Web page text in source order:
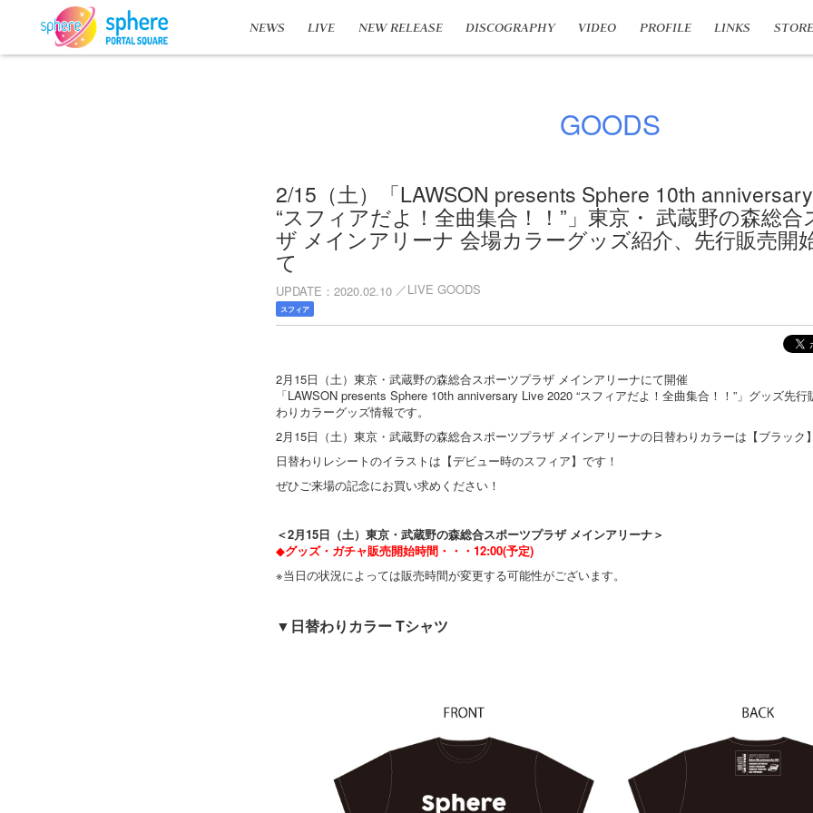
NEWS LIVE NEW RELEASE DISCOGRAPHY VIDEO PROFILE LINKS STORE
GOODS
2/15（土）「LAWSON presents Sphere 10th
“スフィアだよ！全曲集合！！”」東京・ 武蔵野の森総
ザ メインアリーナ 会場カラーグッズ紹介、先行販売開
て
UPDATE 2020.02.10 LIVE GOODS
スフィア
2月15日（土）東京・武蔵野の森総合スポーツプラザ メインアリーナにて開催
「LAWSON presents Sphere 10th anniversary Live 2020 “スフィアだよ！全曲集合！！”」グッズ先
わりカラーグッズ情報です。
2月15日（土）東京・武蔵野の森総合スポーツプラザ メインアリーナの日替わりカラーは【ブラック
日替わりレシートのイラストは【デビュー時のスフィア】です！
ぜひご来場の記念にお買い求めください！
＜2月15日（土）東京・武蔵野の森総合スポーツプラザ メインアリーナ＞
◆グッズ・ガチャ販売開始時間・・・12:00(予定)
※当日の状況によっては販売時間が変更する可能性がございます。
▼日替わりカラーTシャツ